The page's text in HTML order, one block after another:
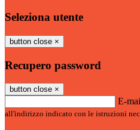
Seleziona utente
button close ×
Recupero password
button close ×
E-
all'indirizzo indicato con le istruzioni